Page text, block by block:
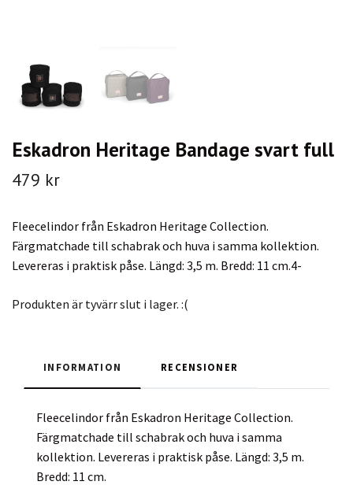
Eskadron Heritage Bandage svart full
479 kr
Fleecelindor från Eskadron Heritage Collection.
Färgmatchade till schabrak och huva i samma kollektion.
Levereras i praktisk påse. Längd: 3,5 m. Bredd: 11 cm.4-
Produkten är tyvärr slut i lager. :(
INFORMATION RECENSIONER
Fleecelindor från Eskadron Heritage Collection.
Färgmatchade till schabrak och huva i samma
kollektion. Levereras i praktisk påse. Längd: 3,5 m.
Bredd: 11 cm.